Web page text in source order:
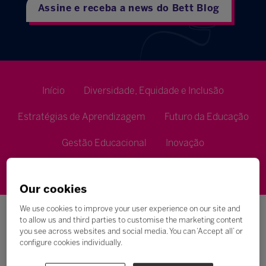
Assine e receba a news do Bett Blog
Início Diversidade, Equidade e Inclusão
Estratégias de Aprendizagem Futuro da Educação
Gestão Educacional Inovação
Our cookies
We use cookies to improve your user experience on our site and
to allow us and third parties to customise the marketing content
you see across websites and social media. You can ‘Accept all’ or
configure cookies individually.